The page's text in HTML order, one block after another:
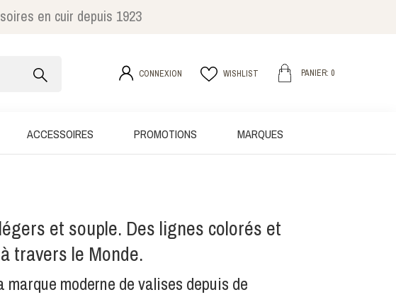
en cuir depuis 1923
CONNEXION WISHLIST PANIER: 0
ACCESSOIRES PROMOTIONS MARQUES
et souple. Des lignes colorés et
travers le Monde.
moderne de valises depuis de